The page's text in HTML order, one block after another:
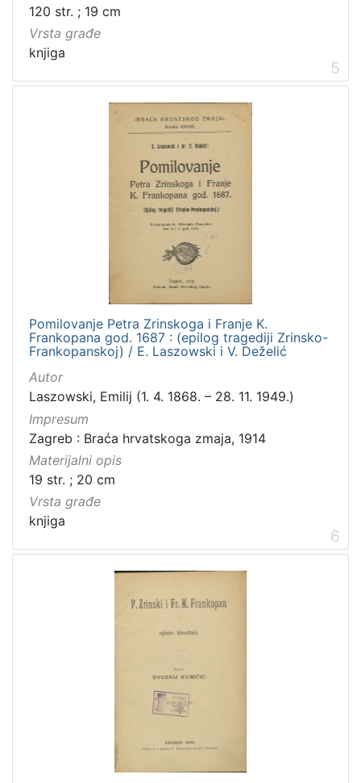
120 str. ; 19 cm
Vrsta građe
knjiga
5
Pomilovanje Petra Zrinskoga i Franje K.
Frankopana god. 1687 : (epilog tragediji Zrinsko-
Frankopanskoj) / E. Laszowski i V. Deželić
Autor
Laszowski, Emilij (1. 4. 1868. – 28. 11. 1949.)
Impresum
Zagreb : Braća hrvatskoga zmaja, 1914
Materijalni opis
19 str. ; 20 cm
Vrsta građe
knjiga
6